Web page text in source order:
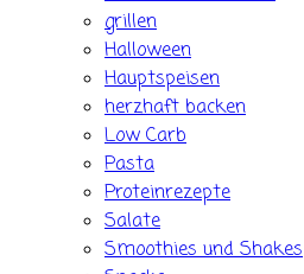
grillen
Halloween
Hauptspeisen
herzhaft backen
Low Carb
Pasta
Proteinrezepte
Salate
Smoothies und Shakes